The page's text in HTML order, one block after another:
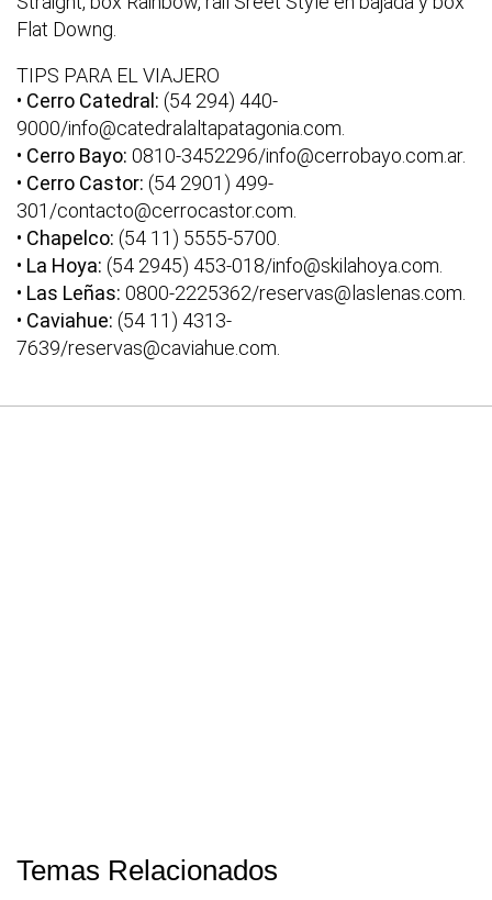
Flat Downg.
TIPS PARA EL VIAJERO
• Cerro Catedral: (54 294) 440-
9000/info@catedralaltapatagonia.com.
• Cerro Bayo: 0810-3452296/info@cerrobayo.com.ar.
• Cerro Castor: (54 2901) 499-
301/contacto@cerrocastor.com.
• Chapelco: (54 11) 5555-5700.
• La Hoya: (54 2945) 453-018/info@skilahoya.com.
• Las Leñas: 0800-2225362/reservas@laslenas.com.
• Caviahue: (54 11) 4313-
7639/reservas@caviahue.com.
Temas Relacionados